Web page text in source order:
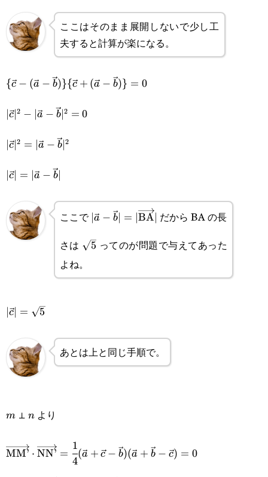
ここはそのまま展開しないで少し工
夫すると計算が楽になる。
\{\vec{c}-
{\vec{c}+
(\vec{a}-
{c − (a − b)}{c + (a − b)} = 0
|\vec{c}|^2-
c∣ 2 − a − b∣ 2 = 0
|\vec{c}|^2=|\vec{a}-
\vec{b}|^2
c∣ 2 = a − b∣ 2
|\vec{c}|=|\vec{a}-
c∣ = a − b∣
ここで |\vec{a}-
∣a − b = BA だから BA の長
さは \sqrt{5}
5 ってのが問題で与えてあった
よね。
|\vec{c}|=\sqrt{5}
c∣ = 5
あとは上と同じ手順で。
m
m ⊥ n
n より
{4}(\vec{a}+\vec{c}-\vec{b})(\vec{a}+\vec{b}-
MM’ ⋅ NN’ =
4
1
(a + c − b)(a + b − c) = 0